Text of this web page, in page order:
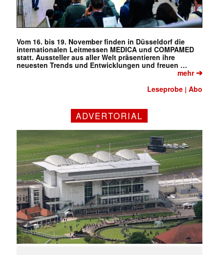
Vom 16. bis 19. November finden in Düsseldorf die
internationalen Leitmessen MEDICA und COMPAMED
statt. Aussteller aus aller Welt präsentieren ihre
neuesten Trends und Entwicklungen und freuen …
mehr➔
Leseprobe |Abo
ADVERTORIAL